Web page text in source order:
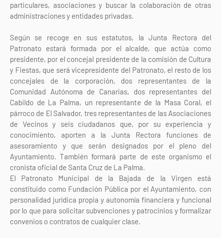
particulares, asociaciones y buscar la colaboración de otras
administraciones y entidades privadas.
Según se recoge en sus estatutos, la Junta Rectora del
Patronato estará formada por el alcalde, que actúa como
presidente, por el concejal presidente de la comisión de Cultura
y Fiestas, que será vicepresidente del Patronato, el resto de los
concejales de la corporación, dos representantes de la
Comunidad Autónoma de Canarias, dos representantes del
Cabildo de La Palma, un representante de la Masa Coral, el
párroco de El Salvador, tres representantes de las Asociaciones
de Vecinos y seis ciudadanos que, por su experiencia y
conocimiento, aporten a la Junta Rectora funciones de
asesoramiento y que serán designados por el pleno del
Ayuntamiento. También formará parte de este organismo el
cronista oficial de Santa Cruz de La Palma.
El Patronato Municipal de la Bajada de la Virgen está
constituido como Fundación Pública por el Ayuntamiento, con
personalidad jurídica propia y autonomía financiera y funcional
por lo que para solicitar subvenciones y patrocinios y formalizar
convenios o contratos de cualquier clase.